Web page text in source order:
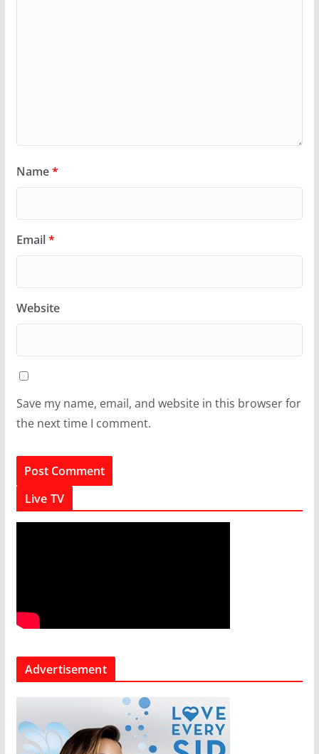
Name*
Email*
Website
Save my name, email, and website in this browser for
the next time I comment.
Live TV
Advertisement